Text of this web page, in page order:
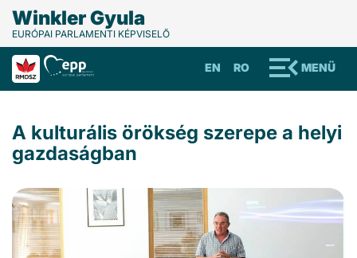
Winkler Gyula
EURÓPAI PARLAMENTI KÉPVISELŐ
MENÜ
RO
EN
A kulturális örökség szerepe a helyi
gazdaságban